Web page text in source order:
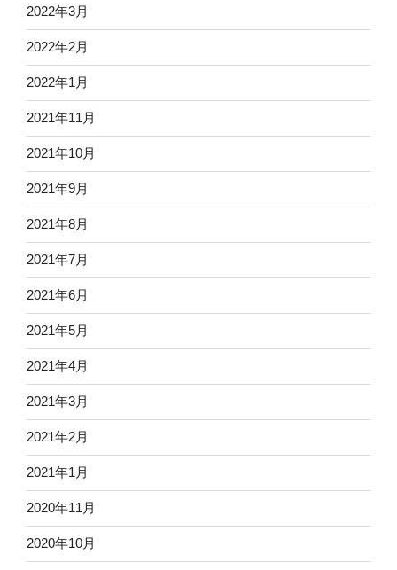
2022年3月
2022年2月
2022年1月
2021年11月
2021年10月
2021年9月
2021年8月
2021年7月
2021年6月
2021年5月
2021年4月
2021年3月
2021年2月
2021年1月
2020年11月
2020年10月